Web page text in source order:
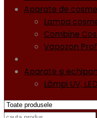
Aparate de
Lampa
Combine
Vapozon
Aparate şi
Lămpi UV,